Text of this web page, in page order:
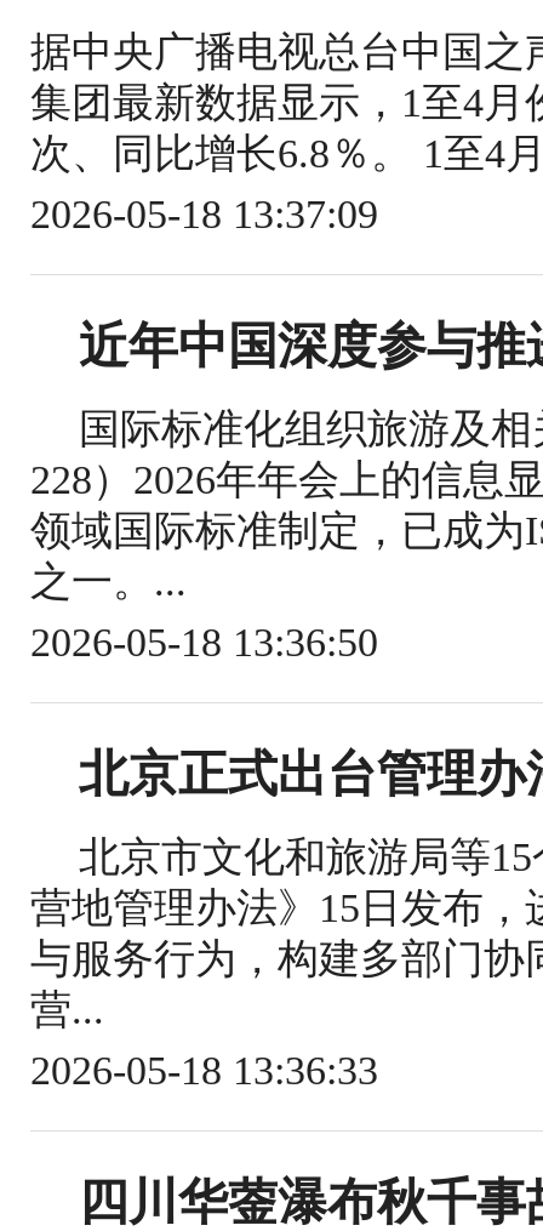
据中央广播电视总台中国
集团最新数据显示，1至4月
次、同比增长6.8％。 1至4
2026-05-18 13:37:09
近年中国深度参与
国际标准化组织旅游及
228）2026年年会上的信息
领域国际标准制定，已成为
之一。...
2026-05-18 13:36:50
北京正式出台管理
北京市文化和旅游局等
营地管理办法》15日发布
与服务行为，构建多部门
营...
2026-05-18 13:36:33
四川华蓥瀑布秋千